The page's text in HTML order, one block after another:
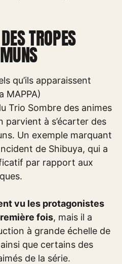
TROPES
qu’ils apparaissent
MAPPA)
Trio Sombre des animes
parvient à s’écarter des
Un exemple marquant
de Shibuya, qui a
par rapport aux
vu les protagonistes
fois, mais il a
à grande échelle de
que certains des
de la série.